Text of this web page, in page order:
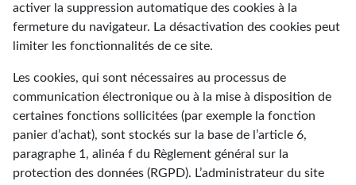
activer la suppression automatique des cookies à la
fermeture du navigateur. La désactivation des cookies peut
limiter les fonctionnalités de ce site.
Les cookies, qui sont nécessaires au processus de
communication électronique ou à la mise à disposition de
certaines fonctions sollicitées (par exemple la fonction
panier d’achat), sont stockés sur la base de l’article 6,
paragraphe 1, alinéa f du Règlement général sur la
protection des données (RGPD). L’administrateur du site